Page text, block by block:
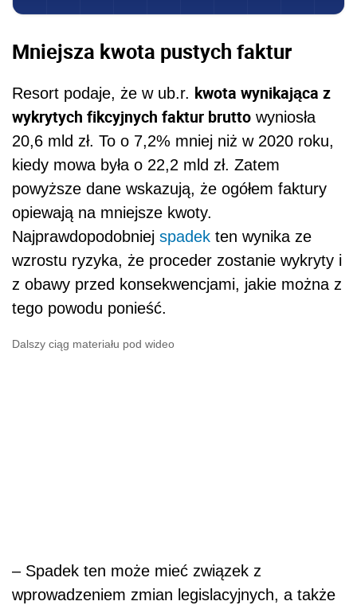
Mniejsza kwota pustych faktur
Resort podaje, że w ub.r. kwota wynikająca z
wykrytych fikcyjnych faktur brutto wyniosła
20,6 mld zł. To o 7,2% mniej niż w 2020 roku,
kiedy mowa była o 22,2 mld zł. Zatem
powyższe dane wskazują, że ogółem faktury
opiewają na mniejsze kwoty.
Najprawdopodobniej spadek ten wynika ze
wzrostu ryzyka, że proceder zostanie wykryty i
z obawy przed konsekwencjami, jakie można z
tego powodu ponieść.
Dalszy ciąg materiału pod wideo
– Spadek ten może mieć związek z
wprowadzeniem zmian legislacyjnych, a także